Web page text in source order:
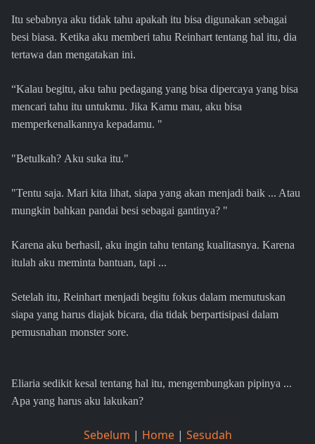
Itu sebabnya aku tidak tahu apakah itu bisa digunakan sebagai
besi biasa. Ketika aku memberi tahu Reinhart tentang hal itu, dia
tertawa dan mengatakan ini.
“Kalau begitu, aku tahu pedagang yang bisa dipercaya yang bisa
mencari tahu itu untukmu. Jika Kamu mau, aku bisa
memperkenalkannya kepadamu. "
"Betulkah? Aku suka itu."
"Tentu saja. Mari kita lihat, siapa yang akan menjadi baik ... Atau
mungkin bahkan pandai besi sebagai gantinya? "
Karena aku berhasil, aku ingin tahu tentang kualitasnya. Karena
itulah aku meminta bantuan, tapi ...
Setelah itu, Reinhart menjadi begitu fokus dalam memutuskan
siapa yang harus diajak bicara, dia tidak berpartisipasi dalam
pemusnahan monster sore.
Eliaria sedikit kesal tentang hal itu, mengembungkan pipinya ...
Apa yang harus aku lakukan?
Sebelum | Home | Sesudah